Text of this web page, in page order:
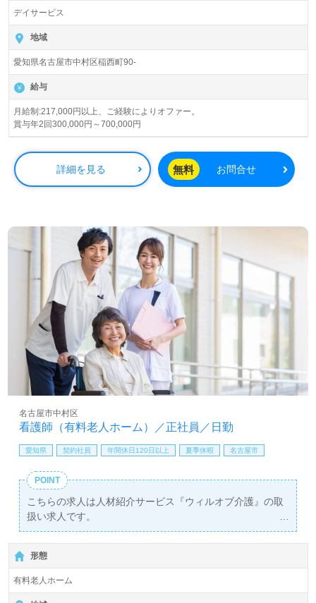
1日ご利用定員20名『デイサービスまほろば稲西』株式会
社さわやからいふ（本社：愛知県名古屋市）様の運営で
す。名古屋市内にデイサービス、訪問介護、居宅支援介護
事業所を展開されています。
◎『わたしがあなただったら』の視点を大切に、介護にま
っすぐ向き合う事業所様！◎
看護助手や介護職経験のある方をお迎えします。デイサー
ビスでの経験は問いません。住宅手当他、手厚い福利厚生
もおすすめポイント！『ご利用者様に楽しんでもらいた
い、笑顔を増やしたい』『日勤正社員で働きたい』『介護
職経験を活かしたい』『デイサービスを盛り上げたい』
務がございますので、普通自動車免許をお持ちの方歓迎で
す。明るく活気のあるデイサービスにあなたの笑顔を添え
てみませんか。働き方や選考フロー等、担当コンサルタン
トよりご案内します。お問い合わせも遠慮なくお願いしま
全国の求人ご紹介！医療/福祉業界の正社員/パート求人探
しは【ウィルオブ介護】＊求人情報収集、将来的に検討の
方も遠慮なく＊
LINE、メール、お電話などご希望に応じてお問い合わせ/ご
相談可能です。転職相談、求人紹介、年収交渉など完全無
料サービスをご利用いただけます。＜非公開求人も取扱い
あり！＞"転職支援"のプロと一緒に転職活動！お問い合わ
せお待ちしております。
デイサービス
地域
愛知県名古屋市中村区稲西町90-
給与
月給制:217,000円以上、ご経験によりオファー。
賞与年2回300,000円～700,000円
詳細を見る 無料 お問合せ
看護師（有料老人ホーム）／正社員／日勤
名古屋市中村区
愛知県 契約社員 年間休日120日以上 夏季休暇 名古屋市
POINT
こちらの求人は人材紹介サービス『ウィルオブ介護』の取
扱い求人です。
詳細に関してお気軽にご相談ください♪
【無料】で皆さんの転職活動をサポートいたします。
形態
有料老人ホーム